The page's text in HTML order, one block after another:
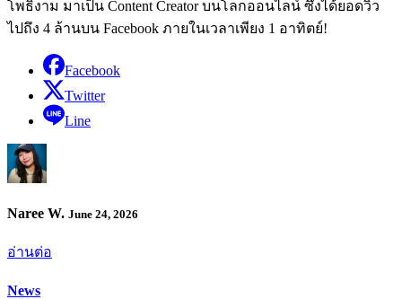
โพธิ์งาม มาเป็น Content Creator บนโลกออนไลน์ ซึ่งได้ยอดวิว
ไปถึง 4 ล้านบน Facebook ภายในเวลาเพียง 1 อาทิตย์!
Facebook
Twitter
Line
Naree W. June 24, 2026
อ่านต่อ
News